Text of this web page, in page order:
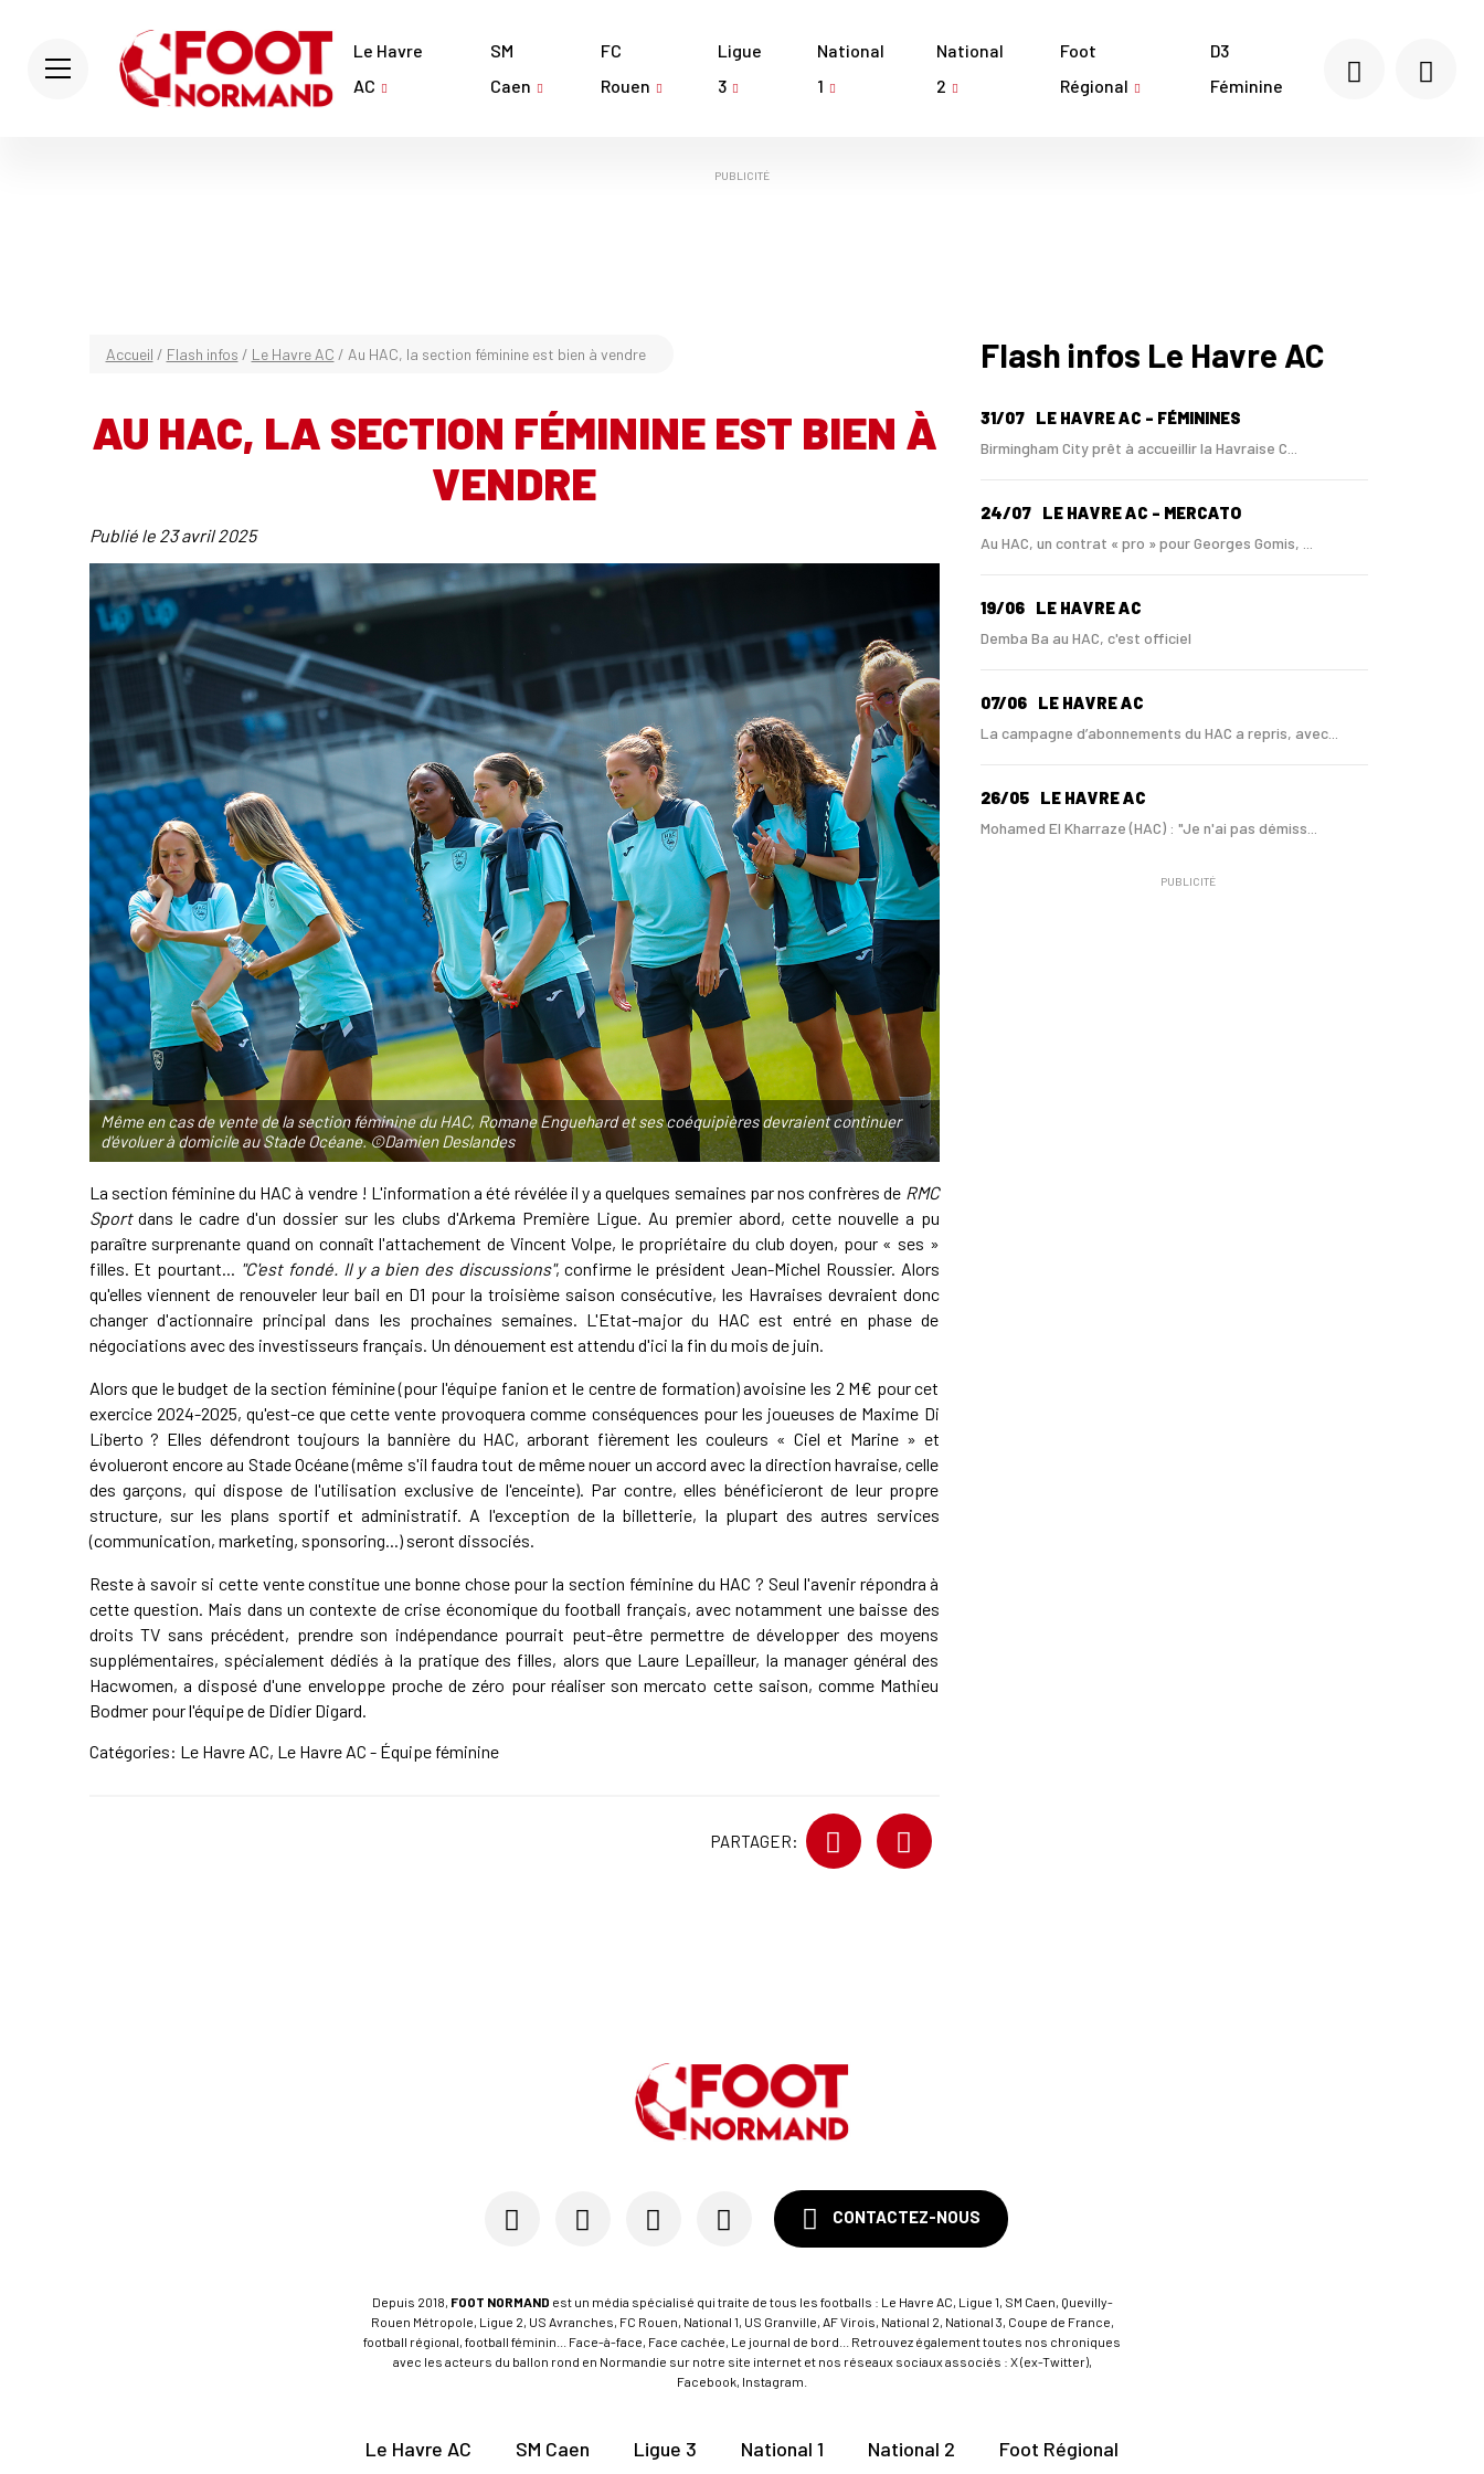
Le Havre
AC
SM
Caen
FC
Rouen
Ligue
3
National
1
National
2
Foot
Régional
D3
Féminine
PUBLICITÉ
Accueil / Flash infos / Le Havre AC / Au HAC, la section féminine est bien à vendre
AU HAC, LA SECTION FÉMININE EST BIEN À
VENDRE
Publié le 23 avril 2025
Même en cas de vente de la section féminine du HAC, Romane Enguehard et ses coéquipières devraient continuer
d'évoluer à domicile au Stade Océane. ©Damien Deslandes
La section féminine du HAC à vendre ! L'information a été révélée il y a quelques semaines par nos confrères de RMC
Sportdans le cadre d'un dossier sur les clubs d'Arkema Première Ligue. Au premier abord, cette nouvelle a pu
paraître surprenante quand on connaît l'attachement de Vincent Volpe, le propriétaire du club doyen, pour « ses »
filles. Et pourtant... "C'est fondé. Il y a bien des discussions", confirme le président Jean-Michel Roussier. Alors
qu'elles viennent de renouveler leur bail en D1 pour la troisième saison consécutive, les Havraises devraient donc
changer d'actionnaire principal dans les prochaines semaines. L'Etat-major du HAC est entré en phase de
négociations avec des investisseurs français. Un dénouement est attendu d'ici la fin du mois de juin.
Alors que le budget de la section féminine (pour l'équipe fanion et le centre de formation) avoisine les 2 M€ pour cet
exercice 2024-2025, qu'est-ce que cette vente provoquera comme conséquences pour les joueuses de Maxime Di
Liberto ? Elles défendront toujours la bannière du HAC, arborant fièrement les couleurs « Ciel et Marine » et
évolueront encore au Stade Océane (même s'il faudra tout de même nouer un accord avec la direction havraise, celle
des garçons, qui dispose de l'utilisation exclusive de l'enceinte). Par contre, elles bénéficieront de leur propre
structure, sur les plans sportif et administratif. A l'exception de la billetterie, la plupart des autres services
(communication, marketing, sponsoring...) seront dissociés.
Reste à savoir si cette vente constitue une bonne chose pour la section féminine du HAC ? Seul l'avenir répondra à
cette question. Mais dans un contexte de crise économique du football français, avec notamment une baisse des
droits TV sans précédent, prendre son indépendance pourrait peut-être permettre de développer des moyens
supplémentaires, spécialement dédiés à la pratique des filles, alors que Laure Lepailleur, la manager général des
Hacwomen, a disposé d'une enveloppe proche de zéro pour réaliser son mercato cette saison, comme Mathieu
Bodmer pour l'équipe de Didier Digard.
Catégories: Le Havre AC, Le Havre AC - Équipe féminine
PARTAGER:
Flash infos Le Havre AC
31/07 LE HAVRE AC - FÉMININES
Birmingham City prêt à accueillir la Havraise C...
24/07 LE HAVRE AC - MERCATO
Au HAC, un contrat « pro » pour Georges Gomis, ...
19/06 LE HAVRE AC
Demba Ba au HAC, c'est officiel
07/06 LE HAVRE AC
La campagne d’abonnements du HAC a repris, avec...
26/05 LE HAVRE AC
Mohamed El Kharraze (HAC) : "Je n'ai pas démiss...
PUBLICITÉ
CONTACTEZ-NOUS
Depuis 2018, FOOT NORMAND est un média spécialisé qui traite de tous les footballs : Le Havre AC, Ligue 1, SM Caen, Quevilly-
Rouen Métropole, Ligue 2, US Avranches, FC Rouen, National 1, US Granville, AF Virois, National 2, National 3, Coupe de France,
football régional, football féminin... Face-à-face, Face cachée, Le journal de bord... Retrouvez également toutes nos chroniques
avec les acteurs du ballon rond en Normandie sur notre site internet et nos réseaux sociaux associés : X (ex-Twitter),
Facebook, Instagram.
Le Havre AC SM Caen Ligue 3 National 1 National 2 Foot Régional